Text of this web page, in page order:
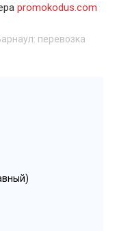
promokodus.com
перевозка